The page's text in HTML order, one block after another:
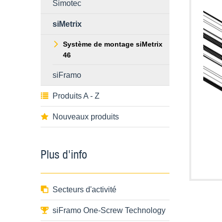
Simotec
siMetrix
Système de montage siMetrix
46
siFramo
Produits A - Z
Nouveaux produits
Plus d'info
Secteurs d'activité
siFramo One-Screw Technology